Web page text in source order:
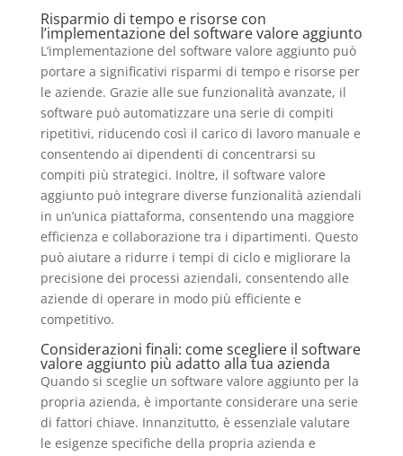
Risparmio di tempo e risorse con
l’implementazione del software valore aggiunto
L’implementazione del software valore aggiunto può
portare a significativi risparmi di tempo e risorse per
le aziende. Grazie alle sue funzionalità avanzate, il
software può automatizzare una serie di compiti
ripetitivi, riducendo così il carico di lavoro manuale e
consentendo ai dipendenti di concentrarsi su
compiti più strategici. Inoltre, il software valore
aggiunto può integrare diverse funzionalità aziendali
in un’unica piattaforma, consentendo una maggiore
efficienza e collaborazione tra i dipartimenti. Questo
può aiutare a ridurre i tempi di ciclo e migliorare la
precisione dei processi aziendali, consentendo alle
aziende di operare in modo più efficiente e
competitivo.
Considerazioni finali: come scegliere il software
valore aggiunto più adatto alla tua azienda
Quando si sceglie un software valore aggiunto per la
propria azienda, è importante considerare una serie
di fattori chiave. Innanzitutto, è essenziale valutare
le esigenze specifiche della propria azienda e